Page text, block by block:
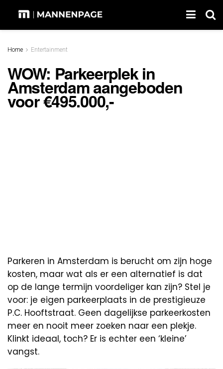
Home Entertainment
WOW: Parkeerplek in
Amsterdam aangeboden
voor €495.000,-
Parkeren in Amsterdam is berucht om zijn hoge
kosten, maar wat als er een alternatief is dat
op de lange termijn voordeliger kan zijn? Stel je
voor: je eigen parkeerplaats in de prestigieuze
P.C. Hooftstraat. Geen dagelijkse parkeerkosten
meer en nooit meer zoeken naar een plekje.
Klinkt ideaal, toch? Er is echter een ‘kleine’
vangst.